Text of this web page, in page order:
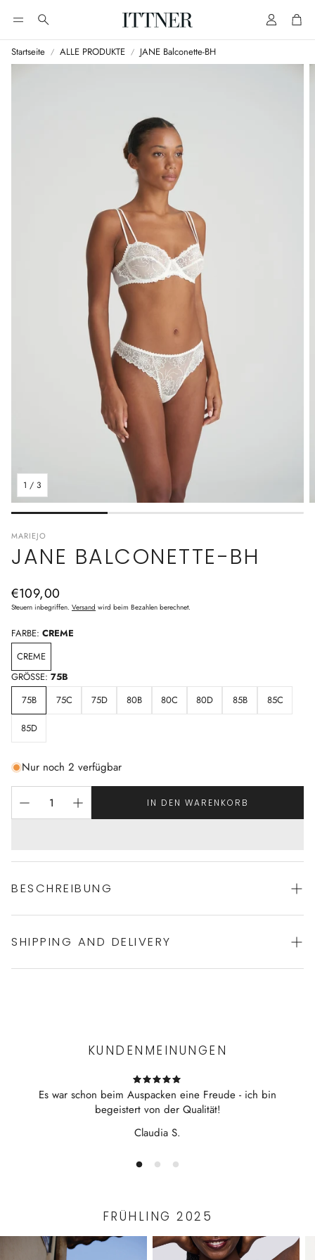
Suche AccountCart
Startseite ALLE PRODUKTE JANE Balconette-BH
1 / 3
MARIEJO
JANE BALCONETTE-BH
Normaler
Preis
€109,00
Steuern inbegriffen. Versand wird beim Bezahlen berechnet.
FARBE: CREME
CREME
GRÖSSE: 75B
75B
75C 75D 80B 80C 80D 85B 85C
85D
Nur noch 2 verfügbar
IN DEN WARENKORB
BESCHREIBUNG
SHIPPING AND DELIVERY
KUNDENMEINUNGEN
Es war schon beim Auspacken eine Freude - ich bin
begeistert von der Qualität!
Claudia S.
FRÜHLING 2025